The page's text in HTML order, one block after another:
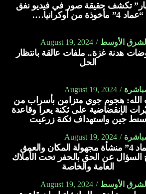
تكشف حقيقة صور في فيديو نفق
“عماد 4” مأخوذة من أوكرانيا….
الشرق الأوسط August 19, 2024
هدنة غزة.. ملفات عالقة بانتظار
الحل
August 19, 2024
هجوم جوي متزامن بأسراب من
الإنقضاضية على ثكنة يعرا وقاعدة
سنط جين واستهداف ثكنة زرعيت
August 19, 2024
“عماد 4” منشأة مجهولة المكان والعمق
عن الحق بالحفر تحت الأملاك
العامة والخاصة
الشرق الأوسط August 19, 2024